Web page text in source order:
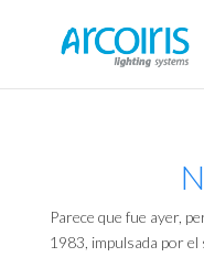
Parece que fue ayer,
1983, impulsada por el